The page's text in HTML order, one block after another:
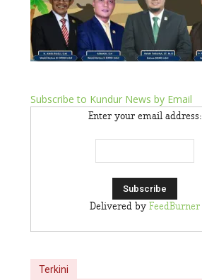
Subscribe to Kundur News by Email
Enter your email address:
Delivered by FeedBurner
Terkini